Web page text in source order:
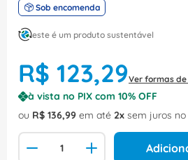
Sob encomenda
este é um produto sustentável
R$ 123,29Ver formas
à vista no PIX com 10% OFF
ou R$ 136,99 em até 2 sem juros